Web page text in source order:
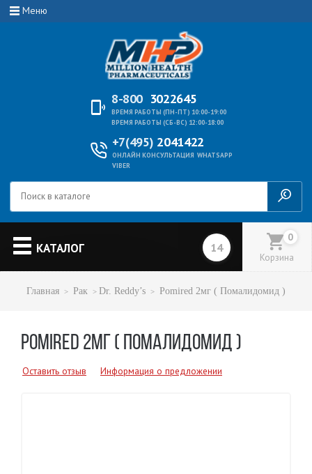
Меню
8-800 3022645
ВРЕМЯ РАБОТЫ (ПН-ПТ) 10:00-19:00
ВРЕМЯ РАБОТЫ (СБ-ВС) 12:00-18:00
+7(495) 2041422
ОНЛАЙН КОНСУЛЬТАЦИЯ WHATSAPP
VIBER
КАТАЛОГ
0
Корзина
Главная Рак Dr. Reddy’s Pomired 2мг ( Помалидомид )
POMIRED 2МГ ( ПОМАЛИДОМИД )
Оставить отзыв Информация о предложении